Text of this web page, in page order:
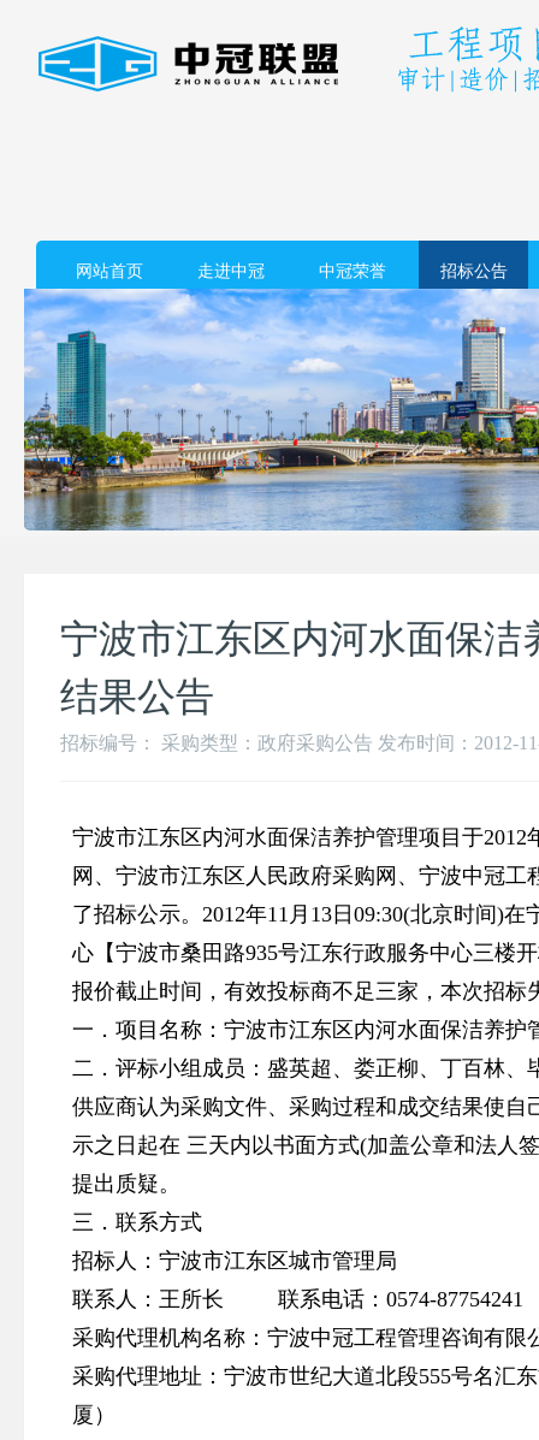
网站首页 走进中冠 中冠荣誉 招标公告
宁波市江东区内河水面保洁
结果公告
招标编号： 采购类型：政府采购公告 发布时间：2012-
宁波市江东区内河水面保洁养护管理项目于2012
网、宁波市江东区人民政府采购网、宁波中冠工
了招标公示。2012年11月13日09:30(北京时间)
心【宁波市桑田路935号江东行政服务中心三楼
报价截止时间，有效投标商不足三家，本次招标
一．项目名称：宁波市江东区内河水面保洁养护
二．评标小组成员：盛英超、娄正柳、丁百林、
供应商认为采购文件、采购过程和成交结果使自
示之日起在 三天内以书面方式(加盖公章和法人
提出质疑。
三．联系方式
招标人：宁波市江东区城市管理局
联系人：王所长 联系电话：0574-87754241
采购代理机构名称：宁波中冠工程管理咨询有限
采购代理地址：宁波市世纪大道北段555号名汇
厦）